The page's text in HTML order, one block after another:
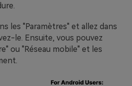
les "Paramètres" et allez dans
le. Ensuite, vous pouvez
ou "Réseau mobile" et les